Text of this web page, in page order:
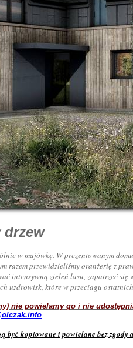
drzew
w majówkę. W prezentowanym
razem przewidzieliśmy oranżerię z
intensywną zieleń lasu, zapatrzeć się
uzdrowisk, które w przeciagu
nie powielamy go i nie
być kopiowane i powielane bez zgody